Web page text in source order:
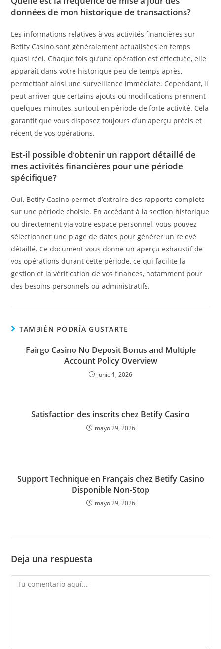
données de mon historique de transactions?
Les informations relatives à vos activités financières sur
Betify Casino sont généralement actualisées en temps
quasi réel. Chaque fois qu’une opération est effectuée, elle
apparaît dans votre historique peu de temps après,
permettant ainsi une surveillance immédiate. Cependant, il
peut arriver que certains ajouts ou modifications prennent
quelques minutes, surtout en période de forte activité. Cela
garantit que vous disposez toujours d’un aperçu précis et
récent de vos opérations.
Est-il possible d’obtenir un rapport détaillé de
mes activités financières pour une période
spécifique?
Oui, Betify Casino permet d’extraire des rapports complets
sur une période choisie. En accédant à la section historique
ou directement via votre espace personnel, vous pouvez
sélectionner une plage de dates pour générer un relevé
détaillé. Ce document vous donne un aperçu exhaustif de
vos opérations durant cette période, ce qui facilite la
gestion et la vérification de vos finances, notamment pour
des besoins personnels ou administratifs.
TAMBIÉN PODRÍA GUSTARTE
Fairgo Casino No Deposit Bonus and Multiple
Account Policy Overview
junio 1, 2026
Satisfaction des inscrits chez Betify Casino
mayo 29, 2026
Support Technique en Français chez Betify Casino
Disponible Non-Stop
mayo 29, 2026
Deja una respuesta